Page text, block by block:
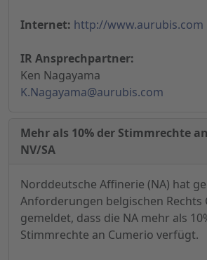
Internet: http://www.aurubis.com
IR Ansprechpartner:
Ken Nagayama
K.Nagayama@aurubis.com
Mehr als 10% der Stimmrechte
NV/SA
Norddeutsche Affinerie (NA) hat
Anforderungen belgischen Rechts
gemeldet, dass die NA mehr als
Stimmrechte an Cumerio verfügt.